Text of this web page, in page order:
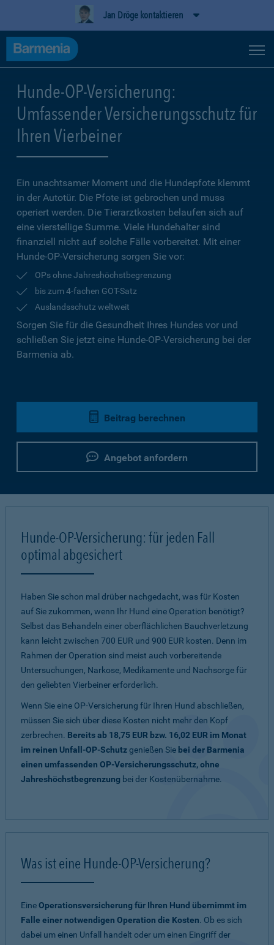
Jan Dröge kontaktieren
Hunde-OP-Versicherung:
Umfassender Versicherungsschutz für
Ihren Vierbeiner
Ein unachtsamer Moment und die Hundepfote klemmt
in der Autotür. Die Pfote ist gebrochen und muss
operiert werden. Die Tierarztkosten belaufen sich auf
eine vierstellige Summe. Viele Hundehalter sind
finanziell nicht auf solche Fälle vorbereitet. Mit einer
Hunde-OP-Versicherung sorgen Sie vor:
OPs ohne Jahreshöchstbegrenzung
bis zum 4-fachen GOT-Satz
Auslandsschutz weltweit
Sorgen Sie für die Gesundheit Ihres Hundes vor und
schließen Sie jetzt eine Hunde-OP-Versicherung bei der
Barmenia ab.
Beitrag berechnen
Angebot anfordern
Hunde-OP-Versicherung: für jeden Fall
optimal abgesichert
Haben Sie schon mal drüber nachgedacht, was für Kosten
auf Sie zukommen, wenn Ihr Hund eine Operation benötigt?
Selbst das Behandeln einer oberflächlichen Bauchverletzung
kann leicht zwischen 700 EUR und 900 EUR kosten. Denn im
Rahmen der Operation sind meist auch vorbereitende
Untersuchungen, Narkose, Medikamente und Nachsorge für
den geliebten Vierbeiner erforderlich.
Wenn Sie eine OP-Versicherung für Ihren Hund abschließen,
müssen Sie sich über diese Kosten nicht mehr den Kopf
zerbrechen. Bereits ab 18,75 EUR bzw. 16,02 EUR im Monat
im reinen Unfall-OP-Schutzgenießen Sie bei der Barmenia
einen umfassenden OP-Versicherungsschutz, ohne
Jahreshöchstbegrenzung bei der Kostenübernahme.
Was ist eine Hunde-OP-Versicherung?
EineOperationsversicherung für Ihren Hund übernimmt im
Falle einer notwendigen Operation die Kosten. Ob es sich
dabei um einen Unfall handelt oder um einen Eingriff der